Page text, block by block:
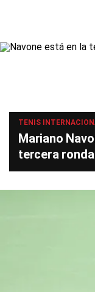
TENIS
Mariano
tercera